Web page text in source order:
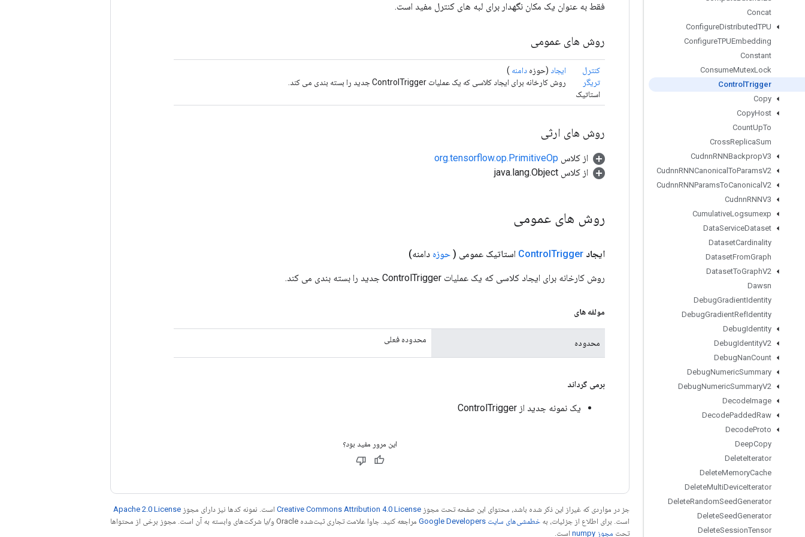
Concat
ConfigureDistributedTPU
ConfigureTPUEmbedding
Constant
ConsumeMutexLock
Control Trigger
Copy
CopyHost
CountUpTo
CrossReplicaSum
CudnnRNNBackpropV3
CudnnRNNCanonical ToParamsV2
CudnnRNNParamsToCanonical V2
CudnnRNNV3
CumulativeLogsumexp
DataServiceDataset
DatasetCardinality
DatasetFromGraph
DatasetToGraphV2
Dawsn
DebugGradientIdentity
DebugGradientRefIdentity
DebugIdentity
DebugIdentityV2
DebugNanCount
DebugNumericSummary
DebugNumericSummaryV2
DecodeImage
DecodePaddedRaw
DecodeProto
DeepCopy
DeleteIterator
DeleteMemoryCache
DeleteMultiDeviceIterator
DeleteRandomSeedGenerator
DeleteSeedGenerator
DeleteSessionTensor
فقط به عنوان یک مکان نگهدار برای لبه های کنترل مفید است.
روش های عمومی
کنترل
تریگر
استاتیک
ایجاد (حوزه دامنه )
روش کارخانه برای ایجاد کلاسی که یک عملیات ControlTrigger جدید را بسته بندی می کند.
روش های ارثی
از کلاس org.tensorflow.op.PrimitiveOp
از کلاس java.lang.Object
روش های عمومی
ایجاد ControlTrigger استاتیک عمومی ( حوزه دامنه)
روش کارخانه برای ایجاد کلاسی که یک عملیات ControlTrigger جدید را بسته بندی می کند.
مولفه های
محدوده محدوده فعلی
برمی گرداند
یک نمونه جدید از ControlTrigger
این مرور مفید بود؟
جز در مواردی که غیراز این ذکر شده باشد، محتوای این صفحه تحت مجوز Creative Commons Attribution 4.0 License است. نمونه کدها نیز دارای مجوز Apache 2.0 License
است. برای اطلاع از جزئیات، به خطمشی‌های سایت Google Developers‏
مراجعه کنید. جاوا علامت تجاری ثبت‌شده Oracle و/یا شرکت‌های وابسته به آن است. مجوز برخی از محتواها
تحت مجوز numpy‏ است.